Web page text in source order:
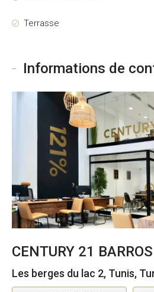
Terrasse
Informations de
CENTURY 21 BARROS
Les berges du lac 2, Tunis,